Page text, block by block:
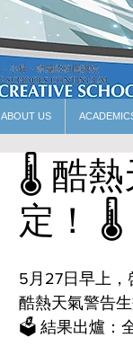
ABOUT US
🌡️ 酷熱
定！ 🌡️
5月27日早上，
酷熱天氣警告
🗳️ 結果出爐：